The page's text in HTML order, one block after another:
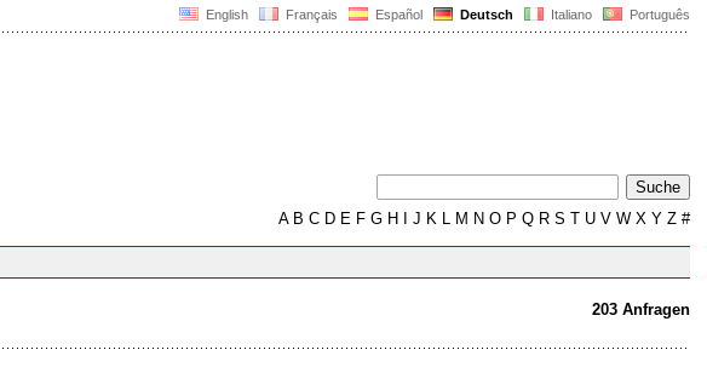
English Français Español Deutsch Italiano Português
AB C D E F G H J K L M N O P Q R S T U V W X Y Z #
203 Anfragen